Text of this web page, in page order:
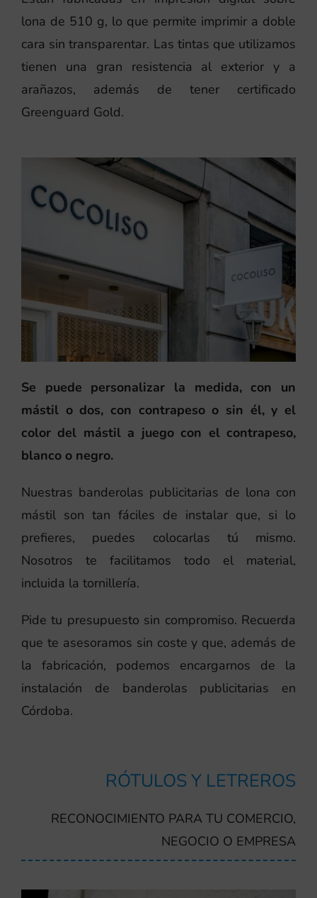
lona de 510 g, lo que permite imprimir a doble
cara sin transparentar. Las tintas que utilizamos
tienen una gran resistencia al exterior y a
arañazos, además de tener certificado
Greenguard Gold.
Se puede personalizar la medida, con un
mástil o dos, con contrapeso o sin él, y el
color del mástil a juego con el contrapeso,
blanco o negro.
Nuestras banderolas publicitarias de lona con
mástil son tan fáciles de instalar que, si lo
prefieres, puedes colocarlas tú mismo.
Nosotros te facilitamos todo el material,
incluida la tornillería.
Pide tu presupuesto sin compromiso. Recuerda
que te asesoramos sin coste y que, además de
la fabricación, podemos encargarnos de la
instalación de banderolas publicitarias en
Córdoba.
RÓTULOS Y LETREROS
RECONOCIMIENTO PARA TU COMERCIO,
NEGOCIO O EMPRESA